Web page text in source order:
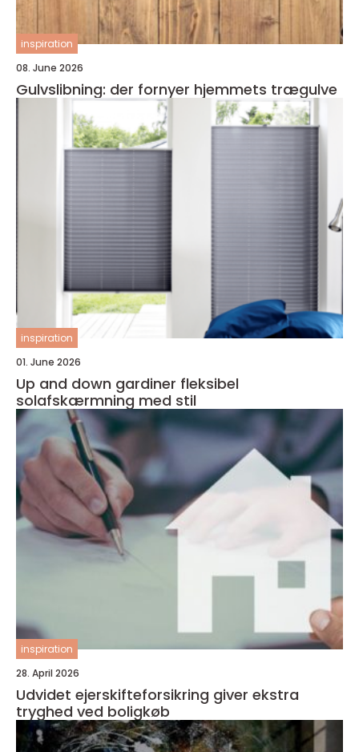
inspiration
08. June 2026
Gulvslibning: der fornyer hjemmets trægulve
inspiration
01. June 2026
Up and down gardiner fleksibel
solafskærmning med stil
inspiration
28. April 2026
Udvidet ejerskifteforsikring giver ekstra
tryghed ved boligkøb